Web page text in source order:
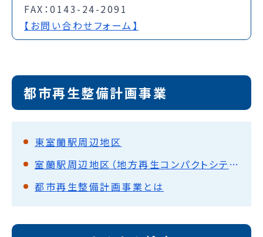
FAX：0143-24-2091
【お問い合わせフォーム】
都市再生整備計画事業
東室蘭駅周辺地区
室蘭駅周辺地区（地方再生コンパクトシティ）
都市再生整備計画事業とは